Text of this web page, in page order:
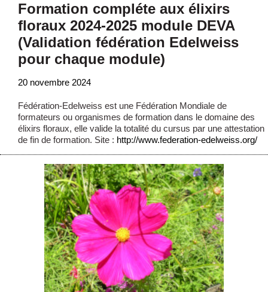
Formation compléte aux élixirs
floraux 2024-2025 module DEVA
(Validation fédération Edelweiss
pour chaque module)
20 novembre 2024
Fédération-Edelweiss est une Fédération Mondiale de
formateurs ou organismes de formation dans le domaine des
élixirs floraux, elle valide la totalité du cursus par une attestation
de fin de formation. Site : http://www.federation-edelweiss.org/